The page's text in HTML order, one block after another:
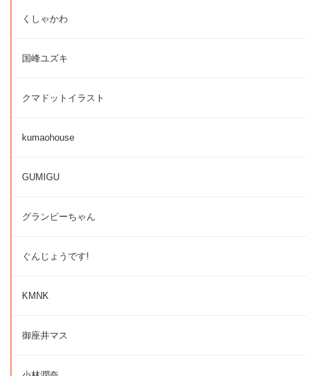
くしゃかわ
国峰ユズキ
クマドットイラスト
kumaohouse
GUMIGU
グランピーちゃん
ぐんじょうです!
KMNK
御座井マス